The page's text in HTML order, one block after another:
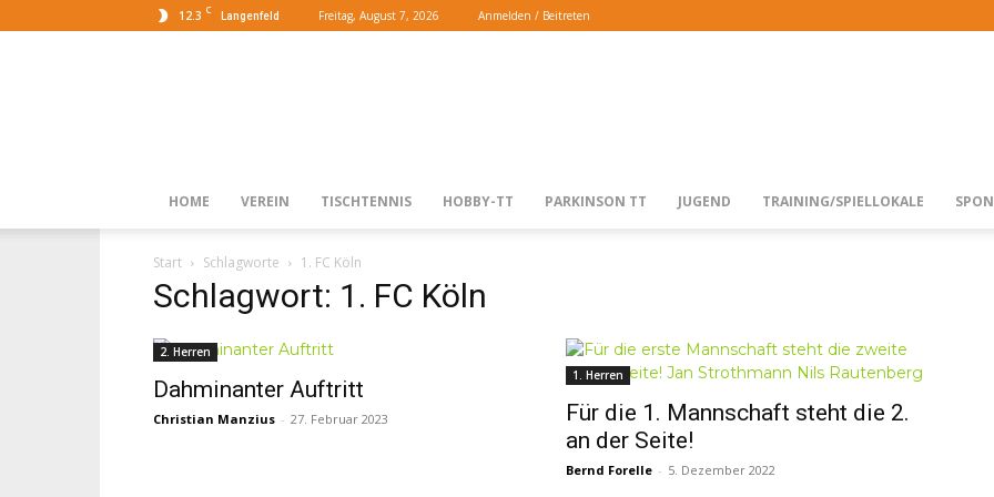
12.3 C
Langenfeld Freitag, August 7, 2026 Anmelden / Beitreten
HOME VEREIN TISCHTENNIS HOBBY-TT PARKINSON TT JUGEND TRAINING/SPIELLOKALE
Start Schlagworte 1. FC Köln
Schlagwort: 1. FC Köln
2. Herren
Dahminanter Auftritt
Christian Manzius - 27. Februar 2023
1. Herren
Für die 1. Mannschaft steht die 2.
an der Seite!
Bernd Forelle - 5. Dezember 2022